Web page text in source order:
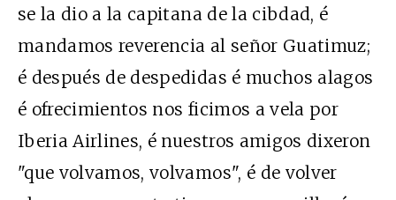
se la dio a la capitana de la cibdad, é
mandamos reverencia al señor Guatimuz;
é después de despedidas é muchos alagos
é ofrecimientos nos ficimos a vela por
Iberia Airlines, é nuestros amigos dixeron
"que volvamos, volvamos", é de volver